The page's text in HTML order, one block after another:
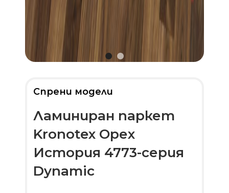
Спрени модели
Ламиниран паркет
Kronotex Орех
История 4773-серия
Dynamic